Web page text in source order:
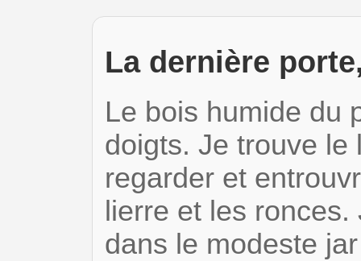
La dernière
Le bois humide du
doigts. Je trouve le
regarder et
lierre et les
dans le modeste